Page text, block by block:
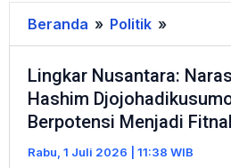
Beranda » Politik »
Narasi
yang
Kaitkan
Hashim
Lingkar Nusantara:
Hashim
Berpotensi Menjadi
Rabu, 1 Juli 2026 | 11:38 WIB